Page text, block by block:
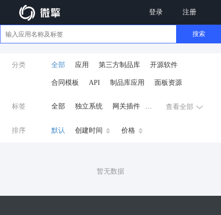
登录 注册
搜索
分类 全部 应用 第三方制品库 开源软件
合同模板 API 制品库应用 面板资源
标签 全部 独立系统 网关插件
餐饮小程序 分销
查看全部
排序 默认 创建时间 价格
暂无数据